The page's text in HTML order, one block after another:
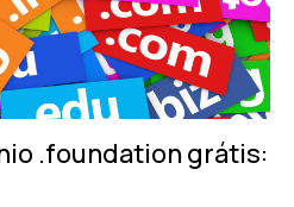
.foundation grátis: